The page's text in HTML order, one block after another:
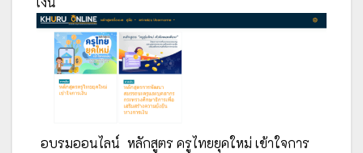
อบรมออนไลน์ หลักสูตร ครูไทยยุคใหม่ เข้าใจการ